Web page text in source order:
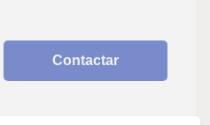
Contactar